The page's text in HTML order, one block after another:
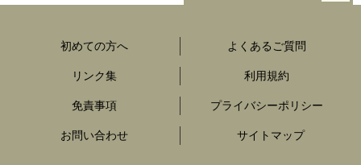
初めての方へ よくあるご質問
リンク集 利用規約
免責事項 プライバシーポリシー
お問い合わせ サイトマップ